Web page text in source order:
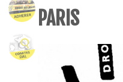
PARIS